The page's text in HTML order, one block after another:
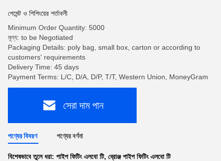
পেমেন্ট ও শিপিংয়ের শর্তাবলী
Minimum Order Quantity: 5000
মূল্য: to be Negotiated
Packaging Details: poly bag, small box, carton or according to
customers' requirements
Delivery Time: 45 days
Payment Terms: L/C, D/A, D/P, T/T, Western Union, MoneyGram
সেরা দাম পান
পণ্যের বিবরণ পণ্যের বর্ণনা
বিশেষভাবে তুলে ধরা: পাইপ ফিটিং এলবো টি, ব্রোঞ্জ পাইপ ফিটিং এলবো টি